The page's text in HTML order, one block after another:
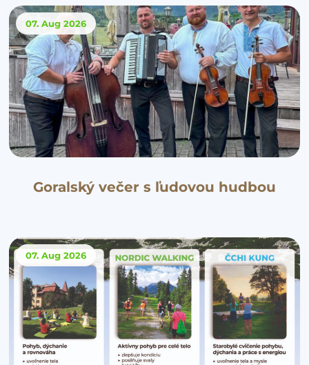
07. Aug 2026
Goralský večer s ľudovou hudbou
07. Aug 2026